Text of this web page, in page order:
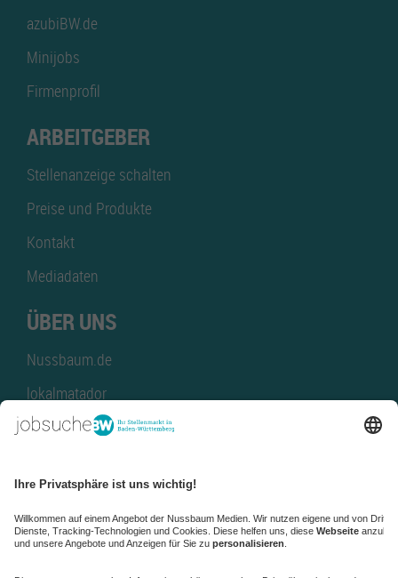
azubiBW.de
Minijobs
Firmenprofil
ARBEITGEBER
Stellenanzeige schalten
Preise und Produkte
Kontakt
Mediadaten
ÜBER UNS
Nussbaum.de
lokalmatador
kaufinBW
NussbaumID
Nussbaum Medien